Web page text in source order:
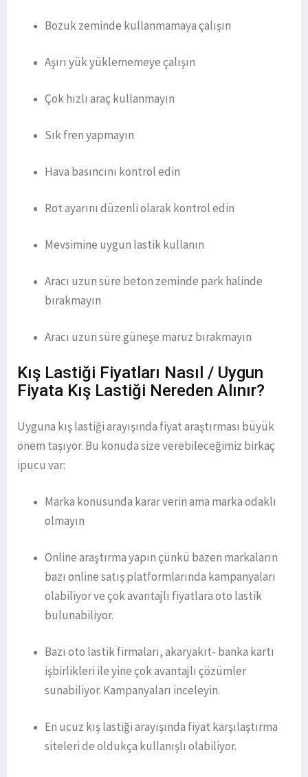
Bozuk zeminde kullanmamaya çalışın
Aşırı yük yüklememeye çalışın
Çok hızlı araç kullanmayın
Sık fren yapmayın
Hava basıncını kontrol edin
Rot ayarını düzenli olarak kontrol edin
Mevsimine uygun lastik kullanın
Aracı uzun süre beton zeminde park halinde
bırakmayın
Aracı uzun süre güneşe maruz bırakmayın
Kış Lastiği Fiyatları Nasıl / Uygun
Fiyata Kış Lastiği Nereden Alınır?
Uyguna kış lastiği arayışında fiyat araştırması büyük
önem taşıyor. Bu konuda size verebileceğimiz birkaç
ipucu var:
Marka konusunda karar verin ama marka odaklı
olmayın
Online araştırma yapın çünkü bazen markaların
bazı online satış platformlarında kampanyaları
olabiliyor ve çok avantajlı fiyatlara oto lastik
bulunabiliyor.
Bazı oto lastik firmaları, akaryakıt- banka kartı
işbirlikleri ile yine çok avantajlı çözümler
sunabiliyor. Kampanyaları inceleyin.
En ucuz kış lastiği arayışında fiyat karşılaştırma
siteleri de oldukça kullanışlı olabiliyor.